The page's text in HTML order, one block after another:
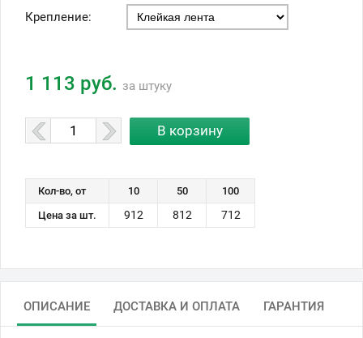
Крепление:
1 113 руб. за штуку
Кол-во, от 10 50
100
Цена за шт.
912 812 712
ОПИСАНИЕ ДОСТАВКА И ОПЛАТА ГАРАНТИЯ